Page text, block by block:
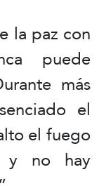
la paz con
puede
más
el
el fuego
y no hay